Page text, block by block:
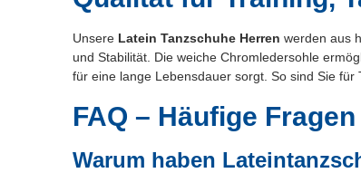
Unsere Latein Tanzschuhe Herren werden aus
und Stabilität. Die weiche Chromledersohle
für eine lange Lebensdauer sorgt. So sind Sie für
FAQ – Häufige
Warum haben